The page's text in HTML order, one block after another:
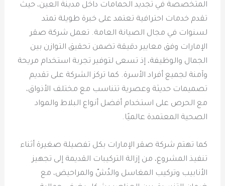
المتخصصة في تجديد الحمامات داخل مدينة العين، حيث
تقدم خدمات احترافية تعتمد على خبرة طويلة تمتد
لسنوات في مجال الصيانة العامة. تعمل شركة صقر
الإمارات وفق معايير دقيقة تضمن تحقيق التوازن بين
الجمال والوظيفة، إذ تسعى لتوفير تجربة استخدام مريحة
وآمنة لجميع أفراد الأسرة. كما تركز الشركة على تقديم
تصميمات حديثة وعصرية تتناسب مع مختلف الأذواق،
مع الحرص على استخدام أفضل أنواع البلاط والمواد
الصحية المعتمدة عالميًا.
كما تهتم شركة صقر الإمارات بكل تفصيلة صغيرة أثناء
تنفيذ المشروع، من إزالة التركيبات القديمة إلى تجهيز
الأنابيب وتركيب المغاسل والدُشّ والمراحيض، مع